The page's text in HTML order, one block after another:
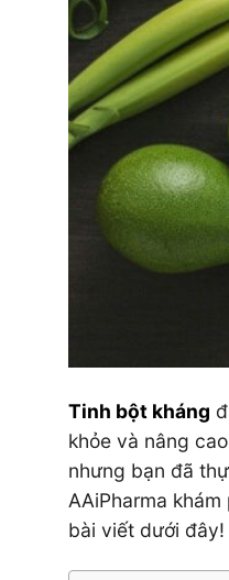
Tinh bột kháng
khỏe và nâng
nhưng bạn đã
AAiPharma
bài viết dưới đây!